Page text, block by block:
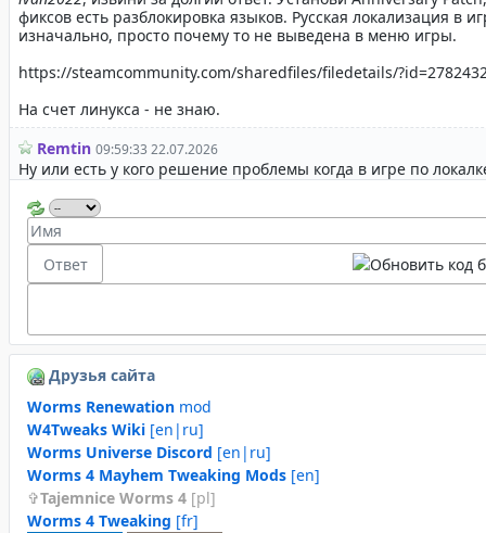
Друзья сайта
Worms Renewation mod
W4Tweaks Wiki [en|ru]
Worms Universe Discord [en|ru]
Worms 4 Mayhem Tweaking Mods [en]
Tajemnice Worms 4 [pl]
Worms 4 Tweaking [fr]